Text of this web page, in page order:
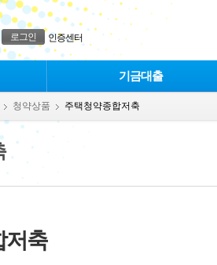
로그인 인증센터
기금대출
청약상품 주택청약종합저축
저축